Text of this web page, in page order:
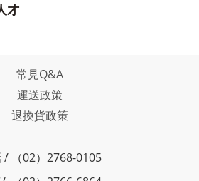
才
常見Q&A
運送政策
退換貨政策
/ （02）2768-0105